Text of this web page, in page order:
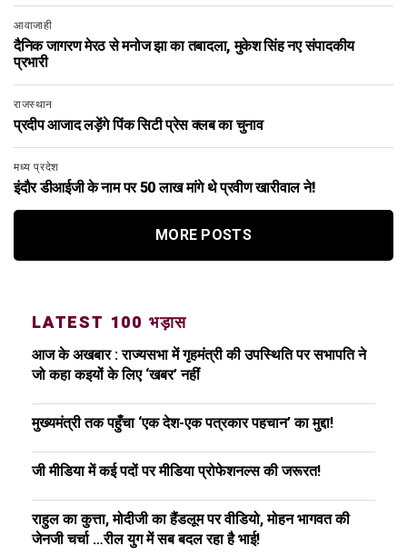
आवाजाही
दैनिक जागरण मेरठ से मनोज झा का तबादला, मुकेश सिंह नए संपादकीय
प्रभारी
राजस्थान
प्रदीप आजाद लड़ेंगे पिंक सिटी प्रेस क्लब का चुनाव
मध्य प्रदेश
इंदौर डीआईजी के नाम पर 50 लाख मांगे थे प्रवीण खारीवाल ने!
MORE POSTS
LATEST 100 भड़ास
आज के अखबार : राज्यसभा में गृहमंत्री की उपस्थिति पर सभापति ने
जो कहा कइयों के लिए ‘खबर’ नहीं
मुख्यमंत्री तक पहुँचा ‘एक देश-एक पत्रकार पहचान’ का मुद्दा!
जी मीडिया में कई पदों पर मीडिया प्रोफेशनल्स की जरूरत!
राहुल का कुत्ता, मोदीजी का हैंडलूम पर वीडियो, मोहन भागवत की
जेनजी चर्चा …रील युग में सब बदल रहा है भाई!